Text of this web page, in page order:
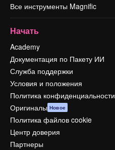
Все инструменты Magnific
Начать
Academy
Документация по Пакету ИИ
Служба поддержки
Условия и положения
Политика конфиденциальности
Оригиналы Новое
Политика файлов cookie
Центр доверия
Партнеры